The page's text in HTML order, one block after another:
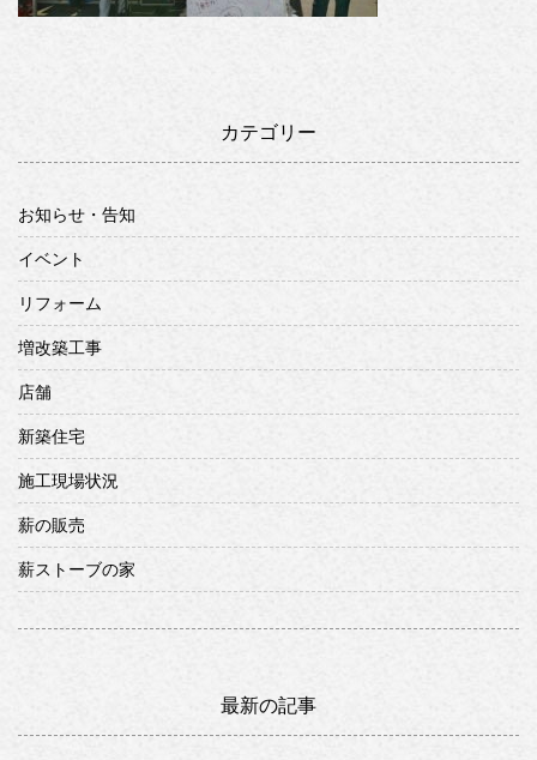
カテゴリー
お知らせ・告知
イベント
リフォーム
増改築工事
店舗
新築住宅
施工現場状況
薪の販売
薪ストーブの家
最新の記事